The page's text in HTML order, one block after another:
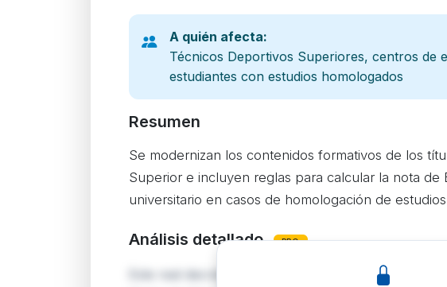
A quién afecta:
Técnicos Deportivos Superiores, centros de
estudiantes con estudios homologados
Resumen
Se modernizan los contenidos formativos de los
Superior e incluyen reglas para calcular la nota de
universitario en casos de homologación de
Análisis detallado PRO
Este real decreto actualiza los módulos comunes